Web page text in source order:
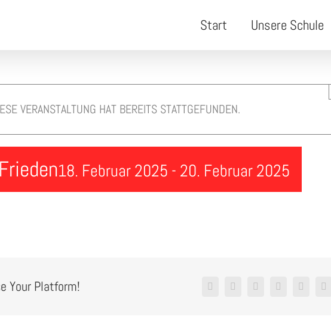
Start Unsere Schule
VERANSTALTUNG HAT BEREITS STATTGEFUNDEN.
18. Februar 2025 - 20. Februar 2025
Your Platform! Facebook
X RedditLinkedInPinterestVk